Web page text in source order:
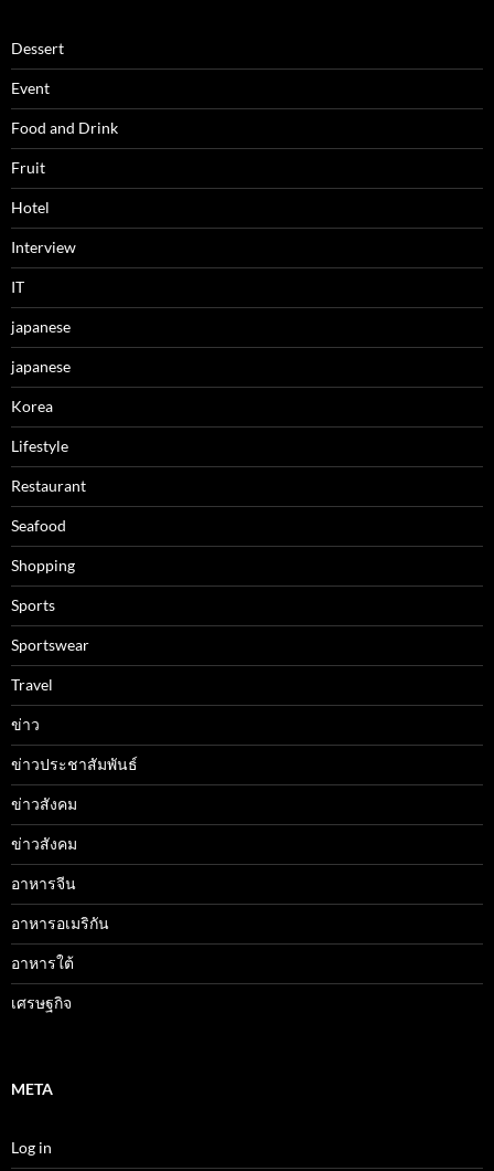
Dessert
Event
Food and Drink
Fruit
Hotel
Interview
IT
japanese
japanese
Korea
Lifestyle
Restaurant
Seafood
Shopping
Sports
Sportswear
Travel
ข่าว
ข่าวประชาสัมพันธ์
ข่าวสังคม
ข่าวสังคม
อาหารจีน
อาหารอเมริกัน
อาหารใต้
เศรษฐกิจ
META
Log in